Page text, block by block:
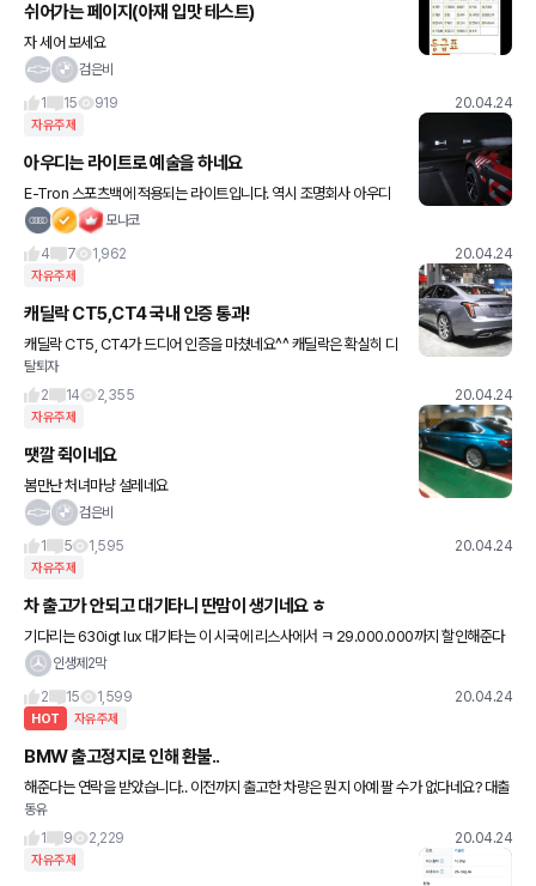
쉬어가는 페이지(아재 입맛 테스트)
자 세어 보세요
검은비
1
15 919 20.04.24
자유주제
아우디는 라이트로 예술을 하네요
E-Tron 스포츠백에 적용되는 라이트입니다. 역시 조명회사 아우디
답네요 한편으로 사고나면 수리비용이 얼마나 나올지 궁금하네요
모나코
4
7 1,962 20.04.24
자유주제
캐딜락 CT5,CT4 국내 인증 통과!
캐딜락 CT5, CT4가 드디어 인증을 마쳤네요^^ 캐딜락은 확실히 디
자인 아이덴티티가 확실한거 같습니다. CT5는 5시리즈, E클래스, A
6급, CT4는 3시리즈, C클래스급입니다. 과거 AT
탈퇴자
2
14 2,355 20.04.24
자유주제
땟깔 쥑이네요
봄만난 처녀마냥 설레네요
검은비
1
5 1,595 20.04.24
자유주제
차 출고가 안되고 대기타니 딴맘이 생기네요 ㅎ
기다리는 630igt lux 대기타는 이 시국에 리스사에서 ㅋ 29.000.000까지 할인해준다
고 하네요. ㅎ 인수조건 리스이율도 팍팍저렴하게해서.. 맘이 흔들리는 갈대인지...귀가 얇
인생제2막
2
15 1,599 20.04.24
HOT 자유주제
BMW 출고정지로 인해 환불..
해준다는 연락을 받았습니다.. 이전까지 출고한 차량은 뭔지 아예 팔 수가 없다네요? 대출
도 끼고 있어서 이자 등 문제가 생기는데 계약위반사항인지 어떻게 해야 할 지 모르겠네요
이 상황이 ㅠ
동유
1
9 2,229 20.04.24
자유주제